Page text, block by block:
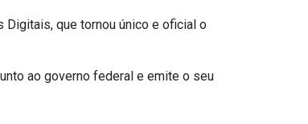
Digitais, que tornou único e oficial o
ao governo federal e emite o seu